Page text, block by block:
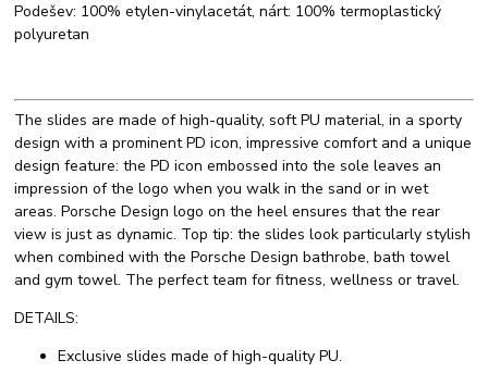
Podešev: 100% etylen-vinylacetát, nárt: 100% termoplastický
polyuretan
The slides are made of high-quality, soft PU material, in a sporty
design with a prominent PD icon, impressive comfort and a unique
design feature: the PD icon embossed into the sole leaves an
impression of the logo when you walk in the sand or in wet
areas. Porsche Design logo on the heel ensures that the rear
view is just as dynamic. Top tip: the slides look particularly stylish
when combined with the Porsche Design bathrobe, bath towel
and gym towel. The perfect team for fitness, wellness or travel.
DETAILS:
Exclusive slides made of high-quality PU.